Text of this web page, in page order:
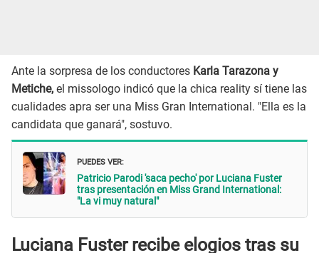
Ante la sorpresa de los conductores Karla Tarazona y
Metiche, el missologo indicó que la chica reality sí tiene las
cualidades apra ser una Miss Gran International. "Ella es la
candidata que ganará", sostuvo.
PUEDES VER:
Patricio Parodi 'saca pecho' por Luciana Fuster
tras presentación en Miss Grand International:
"La vi muy natural"
Luciana Fuster recibe elogios tras su